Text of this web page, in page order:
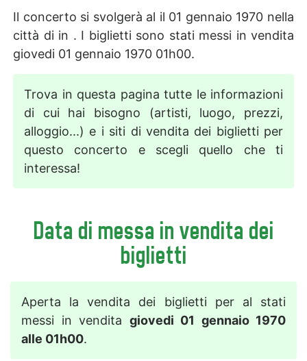
Il concerto si svolgerà al il 01 gennaio 1970 nella
città di in . I biglietti sono stati messi in vendita
giovedi 01 gennaio 1970 01h00.
Trova in questa pagina tutte le informazioni
di cui hai bisogno (artisti, luogo, prezzi,
alloggio...) e i siti di vendita dei biglietti per
questo concerto e scegli quello che ti
interessa!
Data di messa in vendita dei
biglietti
Aperta la vendita dei biglietti per al stati
messi in vendita giovedi 01 gennaio 1970
alle 01h00.